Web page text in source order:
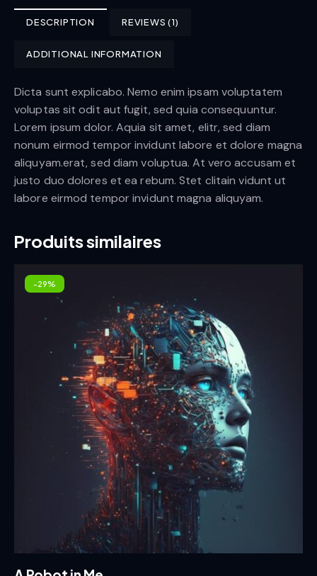
DESCRIPTION REVIEWS (1)
ADDITIONAL INFORMATION
Dicta sunt explicabo. Nemo enim ipsam voluptatem
voluptas sit odit aut fugit, sed quia consequuntur.
Lorem ipsum dolor. Aquia sit amet, elitr, sed diam
nonum eirmod tempor invidunt labore et dolore magna
aliquyam.erat, sed diam voluptua. At vero accusam et
justo duo dolores et ea rebum. Stet clitain vidunt ut
labore eirmod tempor invidunt magna aliquyam.
Produits similaires
-29%